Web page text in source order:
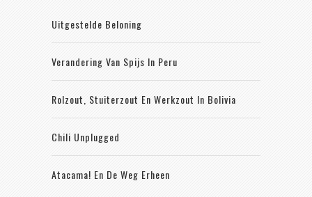
Uitgestelde Beloning
Verandering Van Spijs In Peru
Rolzout, Stuiterzout En Werkzout In Bolivia
Chili Unplugged
Atacama! En De Weg Erheen